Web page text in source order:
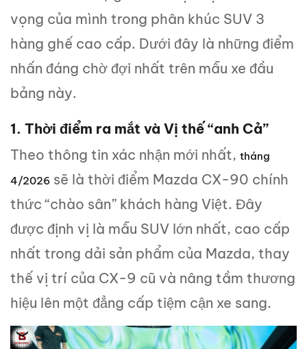
vọng của mình trong phân khúc SUV 3
hàng ghế cao cấp. Dưới đây là những điểm
nhấn đáng chờ đợi nhất trên mẫu xe đầu
bảng này.
1. Thời điểm ra mắt và Vị thế “anh Cả”
Theo thông tin xác nhận mới nhất, tháng
4/2026 sẽ là thời điểm Mazda CX-90 chính
thức “chào sân” khách hàng Việt. Đây
được định vị là mẫu SUV lớn nhất, cao cấp
nhất trong dải sản phẩm của Mazda, thay
thế vị trí của CX-9 cũ và nâng tầm thương
hiệu lên một đẳng cấp tiệm cận xe sang.